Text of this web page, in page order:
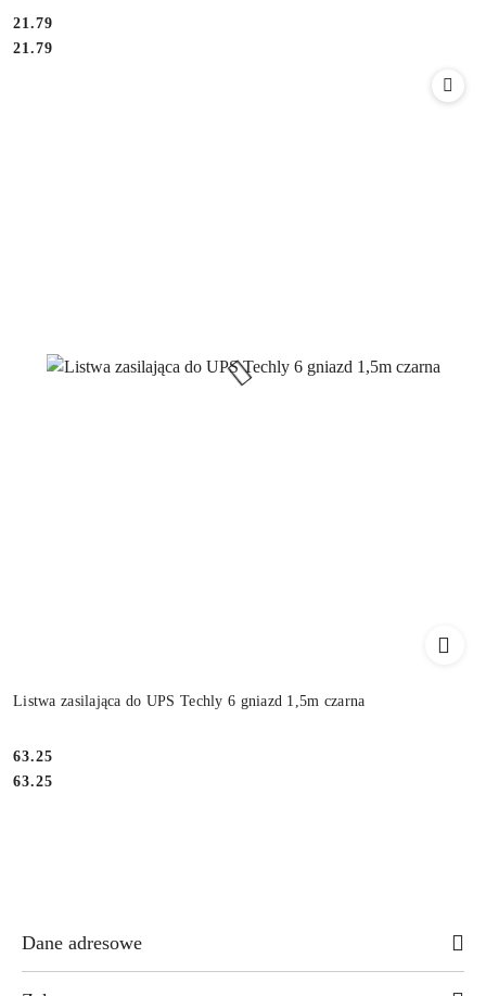
Cena:
21.79
Cena:
21.79
Listwa zasilająca do UPS Techly 6 gniazd 1,5m czarna
Cena:
63.25
Cena:
63.25
Dane adresowe